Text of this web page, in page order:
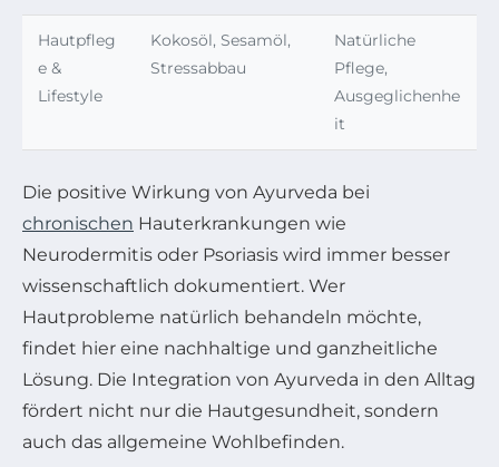
Hautpfleg
e &
Lifestyle
Kokosöl, Sesamöl,
Stressabbau
Natürliche
Pflege,
Ausgeglichenhe
it
Die positive Wirkung von Ayurveda bei
chronischen Hauterkrankungen wie
Neurodermitis oder Psoriasis wird immer besser
wissenschaftlich dokumentiert. Wer
Hautprobleme natürlich behandeln möchte,
findet hier eine nachhaltige und ganzheitliche
Lösung. Die Integration von Ayurveda in den Alltag
fördert nicht nur die Hautgesundheit, sondern
auch das allgemeine Wohlbefinden.